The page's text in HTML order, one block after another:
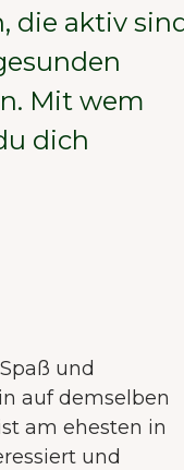
die aktiv
Mit wem
dich
und
auf demselben
am ehesten in
und